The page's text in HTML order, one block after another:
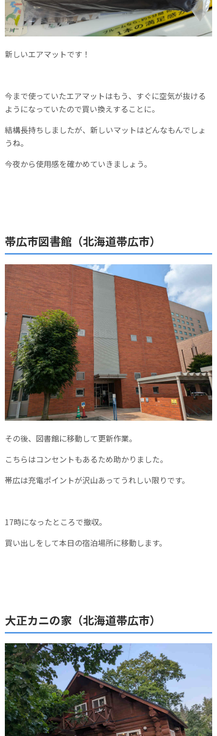
新しいエアマットです！
今まで使っていたエアマットはもう、すぐに空気が抜ける
ようになっていたので買い換えすることに。
結構長持ちしましたが、新しいマットはどんなもんでしょ
うね。
今夜から使用感を確かめていきましょう。
帯広市図書館（北海道帯広市）
その後、図書館に移動して更新作業。
こちらはコンセントもあるため助かりました。
帯広は充電ポイントが沢山あってうれしい限りです。
17時になったところで撤収。
買い出しをして本日の宿泊場所に移動します。
大正カニの家（北海道帯広市）